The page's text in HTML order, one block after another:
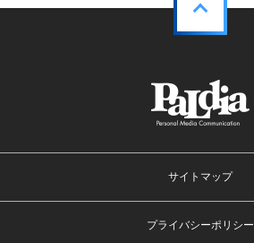
サイトマップ
プライバシーポリシー